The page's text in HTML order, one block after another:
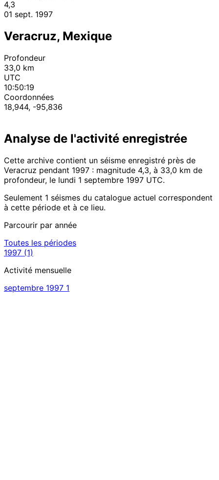
4,3
01 sept. 1997
Veracruz, Mexique
Profondeur
33,0 km
UTC
10:50:19
Coordonnées
18,944, -95,836
Analyse de l'activité enregistrée
Cette archive contient un séisme enregistré près de
Veracruz pendant 1997 : magnitude 4,3, à 33,0 km de
profondeur, le lundi 1 septembre 1997 UTC.
Seulement 1 séismes du catalogue actuel correspondent
à cette période et à ce lieu.
Parcourir par année
Toutes les périodes
1997 (1)
Activité mensuelle
septembre 1997 1